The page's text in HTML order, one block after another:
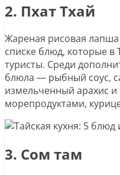
2. Пхат Тхай
Жареная рисовая
списке блюд, которые в
туристы. Среди
блюла — рыбный соус,
измельченный арахис
морепродуктами,
3. Сом там